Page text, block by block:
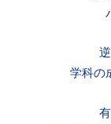
学科の